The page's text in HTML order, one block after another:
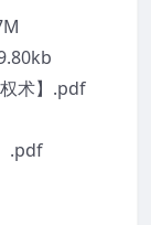
术】.pdf
.pdf